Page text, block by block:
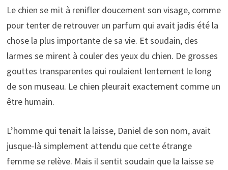
Le chien se mit à renifler doucement son visage, comme
pour tenter de retrouver un parfum qui avait jadis été la
chose la plus importante de sa vie. Et soudain, des
larmes se mirent à couler des yeux du chien. De grosses
gouttes transparentes qui roulaient lentement le long
de son museau. Le chien pleurait exactement comme un
être humain.
L’homme qui tenait la laisse, Daniel de son nom, avait
jusque-là simplement attendu que cette étrange
femme se relève. Mais il sentit soudain que la laisse se